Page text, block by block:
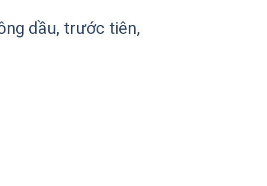
dầu, trước tiên,